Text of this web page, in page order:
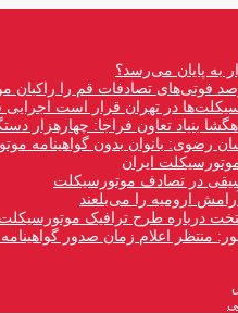
به پایان می‌رسد؟
در تهران قرار است اجرایی
بنیاد تعاون فراجا: چهارهزار
رضوی: بانوان بدون گواهینامه
ایران
در تصادف موتورسیکلت
ارومیه را می‌بلعند
درباره طرح ترافیک
منتظر اعلام زمان صدور